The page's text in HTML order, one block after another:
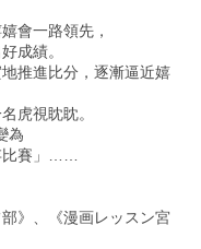
會一路領先，
成績。
推進比分，逐漸逼近嬉
虎視眈眈。
為
比賽」……
》、《漫画レッスン宮